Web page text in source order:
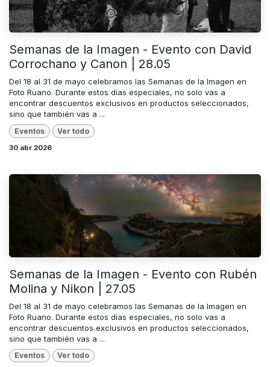
Semanas de la Imagen - Evento con David
Corrochano y Canon | 28.05
Del 18 al 31 de mayo celebramos las Semanas de la Imagen en
Foto Ruano. Durante estos días especiales, no solo vas a
encontrar descuentos exclusivos en productos seleccionados,
sino que también vas a ...
Eventos Ver todo
30 abr 2026
Semanas de la Imagen - Evento con Rubén
Molina y Nikon | 27.05
Del 18 al 31 de mayo celebramos las Semanas de la Imagen en
Foto Ruano. Durante estos días especiales, no solo vas a
encontrar descuentos exclusivos en productos seleccionados,
sino que también vas a ...
Eventos Ver todo